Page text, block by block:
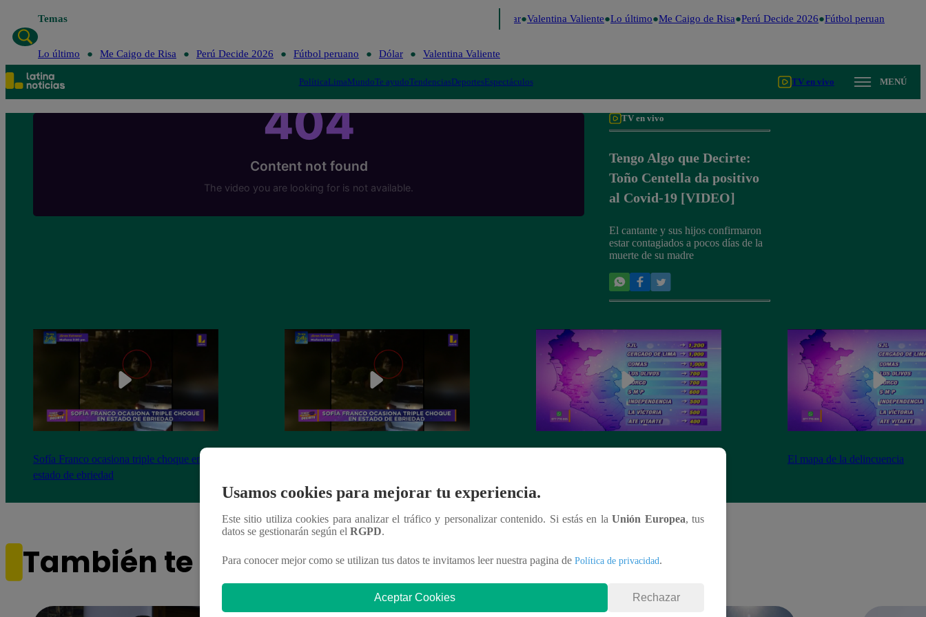
Temas Dólar Valentina Valiente Lo último Me Caigo de Risa Perú Decide 2026 Fútbol peruano
Lo último Me Caigo de Risa Perú Decide 2026 Fútbol peruano Dólar Valentina Valiente
PolíticaLimaMundoTe ayudoTendenciasDeportesEspectáculos TV en vivo MENÚ
TV en vivo
Tengo Algo que Decirte:
Toño Centella da positivo
al Covid-19 [VIDEO]
El cantante y sus hijos confirmaron
estar contagiados a pocos días de la
muerte de su madre
Sofía Franco ocasiona triple choque en
estado de ebriedad
El mapa de la delincuencia
También te puede interesar
Usamos cookies para mejorar tu experiencia.
Este sitio utiliza cookies para analizar el tráfico y personalizar contenido. Si estás en laUnión Europea, tus
datos se gestionarán según el RGPD.
Para conocer mejor como se utilizan tus datos te invitamos leer nuestra pagina de Política de privacidad.
Aceptar Cookies Rechazar